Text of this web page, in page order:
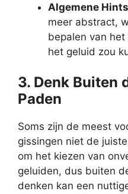
Algemene Hints
meer abstract,
bepalen van
het geluid zou
3. Denk Buiten
Paden
Soms zijn de meest
gissingen niet de
om het kiezen van
geluiden, dus buiten
denken kan een